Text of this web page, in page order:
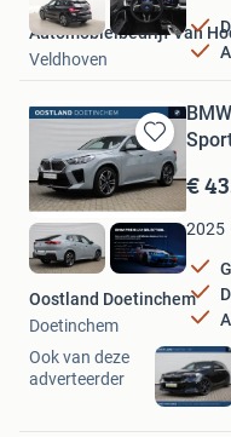
Automobielbedrijf Van
Veldhoven
Bewaren
in
Mijn
Favorieten
€
2025
Oostland Doetinchem
Doetinchem
Ook van deze
adverteerder